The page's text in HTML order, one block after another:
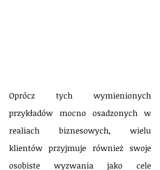
Oprócz tych wymienionych
przykładów mocno osadzonych w
realiach biznesowych, wielu
klientów przyjmuje również swoje
osobiste wyzwania jako cele